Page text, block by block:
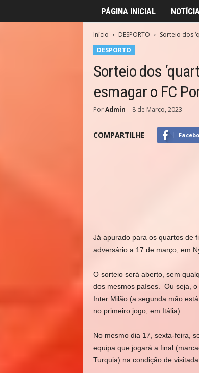
PÁGINA INICIAL
Início DESPORTO
Sorteio dos
DESPORTO
Sorteio dos
esmagar o FC
Por Admin - 8 de Março, 2023
COMPARTILHE
Já apurado para os quartos de
adversário a 17 de março, em
O sorteio será aberto, sem
dos mesmos países. Ou seja,
Inter Milão (a segunda mão
no primeiro jogo, em Itália).
No mesmo dia 17, sexta-feira,
equipa que jogará a final
Turquia) na condição de